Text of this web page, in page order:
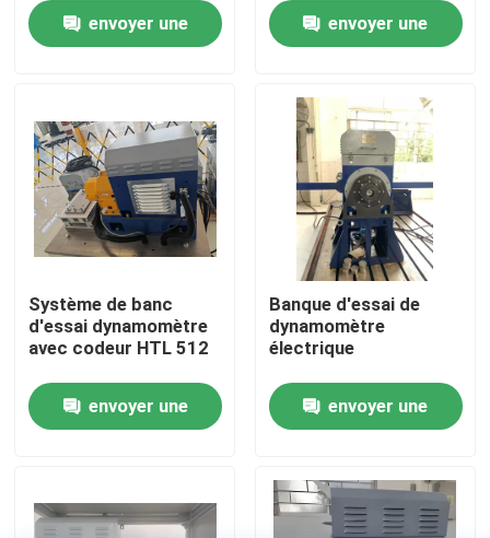
À propos de nous
Contrôle qualité
Contactez-nous
Nouvelles
Les affaires
Dynamomètre à grande vitesse
envoyer une
envoyer une
Système de banc
d'essai dynamomètre
avec codeur HTL 512
envoyer une
Banque d'essai de
dynamomètre
électrique
envoyer une